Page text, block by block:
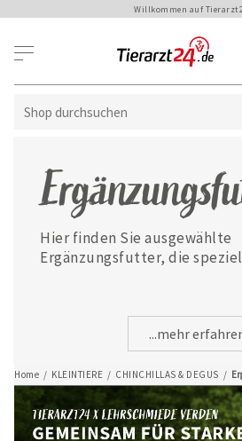
Willkommen auf
Home / KLEINTIERE / CHINCHILLAS & DEGUS /
Hier finden Sie ausgewählte
Ergänzungsfutter, die
...mehr